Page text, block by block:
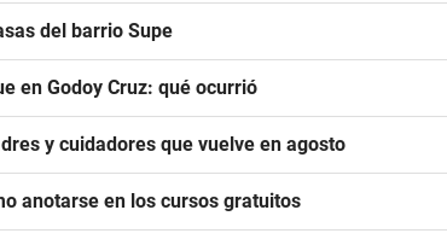
del barrio Supe
en Godoy Cruz: qué ocurrió
y cuidadores que vuelve en agosto
anotarse en los cursos gratuitos